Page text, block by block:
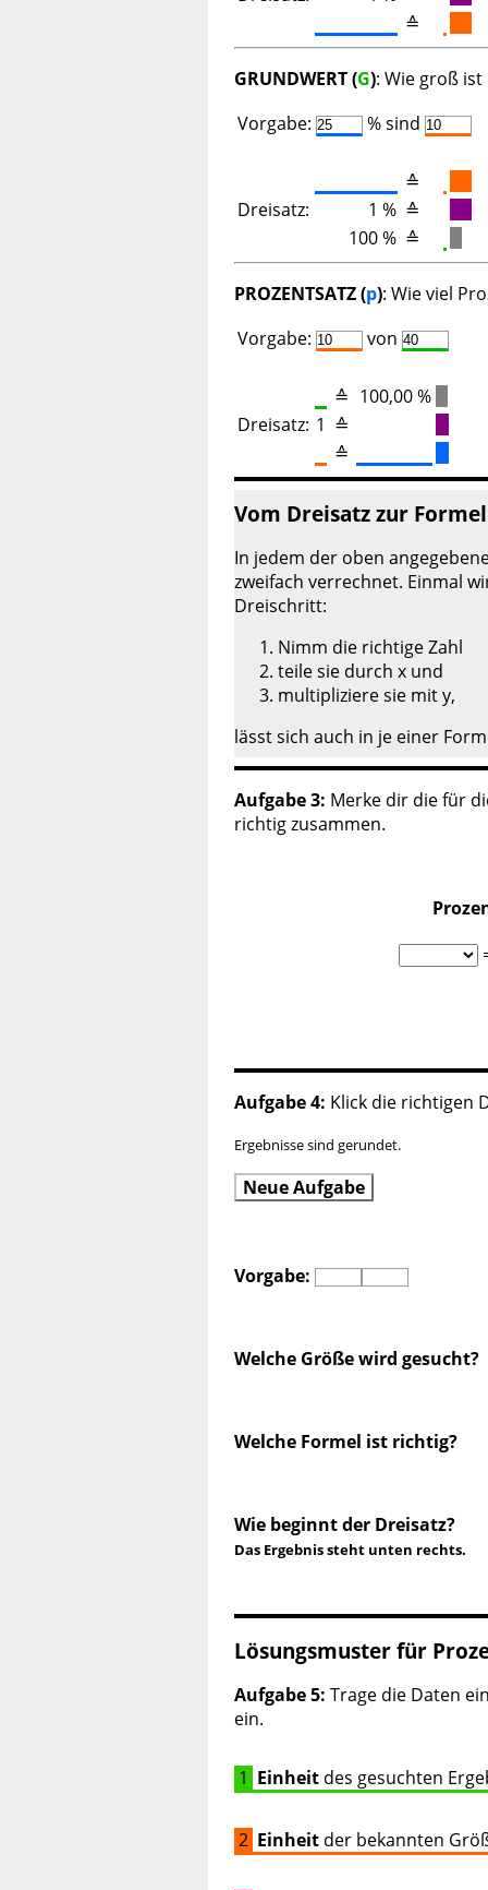
≙
GRUNDWERT (G): Wie groß
Vorgabe:
%sind
Dreisatz:
≙
1 % ≙
100 % ≙
PROZENTSATZ (p): Wie viel
Vorgabe:
von
Dreisatz:
≙ 100,00 %
1 ≙
≙
Vom Dreisatz zur Formel
In jedem der oben
zweifach verrechnet. Einmal
Dreischritt:
Nimm die richtige Zahl
teile sie durch x und
multipliziere sie mit y,
lässt sich auch in je einer
Aufgabe 3: Merke dir die für
richtig zusammen.
Aufgabe 4: Klick die richtigen
Ergebnisse sind gerundet.
Neue Aufgabe
Vorgabe:
Welche Größe wird gesucht?
Welche Formel ist richtig?
Wie beginnt der Dreisatz?
Das Ergebnis steht unten rechts.
Lösungsmuster für
Aufgabe 5: Trage die Daten
ein.
1 Einheit des gesuchten
2 Einheit der bekannten